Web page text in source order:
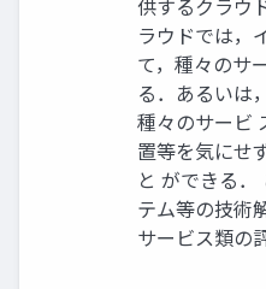
供するクラウ
ラウドでは，
て，種々のサ
る．あるいは
種々のサービ
置等を気にせ
と ができる
テム等の技術
サービス類の